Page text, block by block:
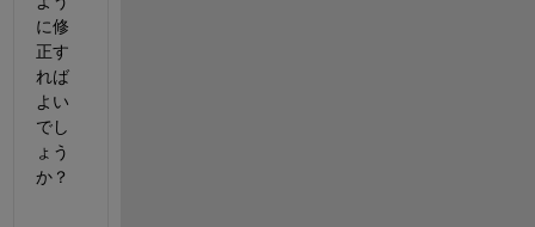
に修
正す
れば
よい
でし
ょう
か？